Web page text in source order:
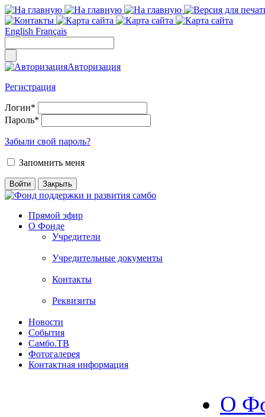
English Français
Авторизация
Регистрация
Логин*
Пароль*
Забыли свой пароль?
Запомнить меня
Прямой эфир
О Фонде
Учредители
Учредительные документы
Контакты
Реквизиты
Новости
События
Самбо.ТВ
Фотогалерея
Контактная информация
О